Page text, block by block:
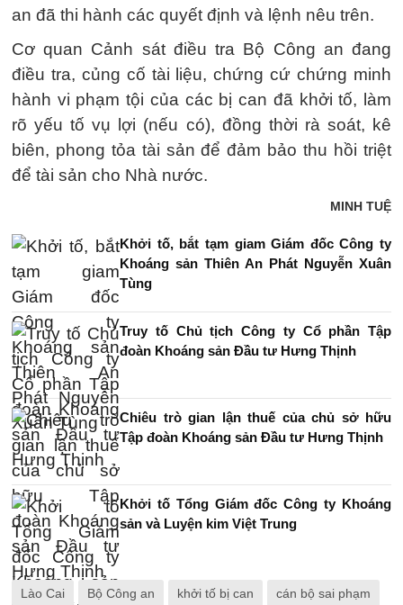
an đã thi hành các quyết định và lệnh nêu trên.
Cơ quan Cảnh sát điều tra Bộ Công an đang
điều tra, củng cố tài liệu, chứng cứ chứng minh
hành vi phạm tội của các bị can đã khởi tố, làm
rõ yếu tố vụ lợi (nếu có), đồng thời rà soát, kê
biên, phong tỏa tài sản để đảm bảo thu hồi triệt
để tài sản cho Nhà nước.
MINH TUỆ
Khởi tố, bắt tạm giam Giám đốc Công ty
Khoáng sản Thiên An Phát Nguyễn Xuân
Tùng
Truy tố Chủ tịch Công ty Cổ phần Tập
đoàn Khoáng sản Đầu tư Hưng Thịnh
Chiêu trò gian lận thuế của chủ sở hữu
Tập đoàn Khoáng sản Đầu tư Hưng Thịnh
Khởi tố Tổng Giám đốc Công ty Khoáng
sản và Luyện kim Việt Trung
Lào Cai Bộ Công an khởi tố bị can cán bộ sai phạm